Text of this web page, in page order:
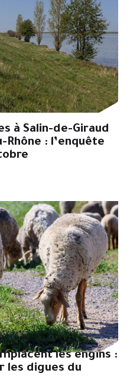
à Salin-de-Giraud
: l’enquête
les engins :
les digues du